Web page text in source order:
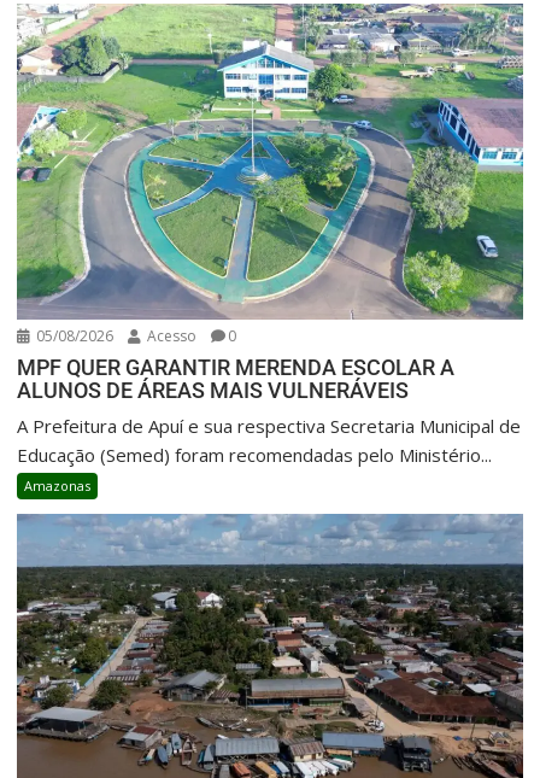
05/08/2026 Acesso 0
MPF QUER GARANTIR MERENDA ESCOLAR A
ALUNOS DE ÁREAS MAIS VULNERÁVEIS
A Prefeitura de Apuí e sua respectiva Secretaria Municipal de
Educação (Semed) foram recomendadas pelo Ministério...
Amazonas